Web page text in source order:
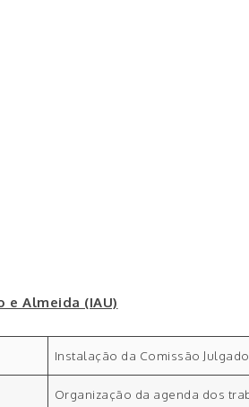
e Almeida (IAU)
Instalação da Comissão
Organização da agenda dos